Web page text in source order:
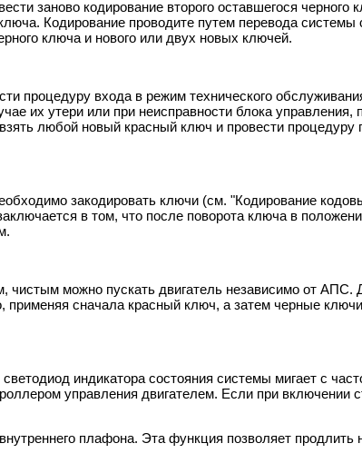
заново кодирование второго оставшегося
Кодирование проводите путем перевода
ключа и нового или двух новых ключей.
процедуру входа в режим технического
их утери или при неисправности блока
любой новый красный ключ и провести
закодировать ключи (см. "Кодирование
в том, что после поворота ключа в
чистым можно пускать двигатель независимо от
применяя сначала красный ключ, а затем черные
индикатора состояния системы мигает с
управления двигателем. Если при включении
плафона. Эта функция позволяет